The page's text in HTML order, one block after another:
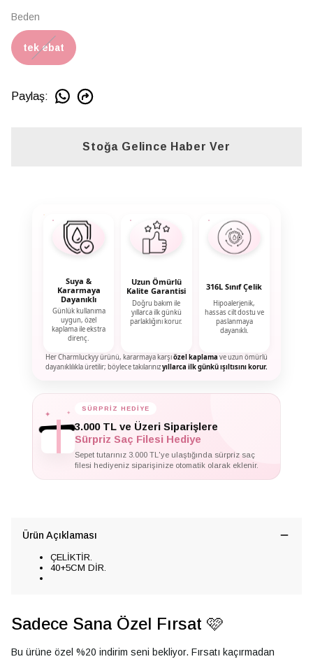
Beden
tek ebat
Paylaş:
Stoğa Gelince Haber Ver
Suya &
Kararmaya
Dayanıklı
Günlük kullanıma
uygun, özel
kaplama ile ekstra
direnç.
Uzun Ömürlü
Kalite Garantisi
Doğru bakım ile
yıllarca ilk günkü
parlaklığını korur.
316L Sınıf Çelik
Hipoalerjenik,
hassas cilt dostu ve
paslanmaya
dayanıklı.
Her Charmluckyy ürünü, kararmaya karşıözel kaplama ve uzun ömürlü
dayanıklılıkla üretilir; böylece takılarınızyıllarca ilk günkü ışıltısını korur.
✦ SÜRPRİZ HEDİYE
3.000 TL ve Üzeri Siparişlere
Sürpriz Saç Filesi Hediye
Sepet tutarınız 3.000 TL'ye ulaştığında sürpriz saç
filesi hediyeniz siparişinize otomatik olarak eklenir.
Ürün Açıklaması
ÇELİKTİR.
40+5CM DİR.
Sadece Sana Özel Fırsat 🩷
Bu ürüne özel %20 indirim seni bekliyor. Fırsatı kaçırmadan